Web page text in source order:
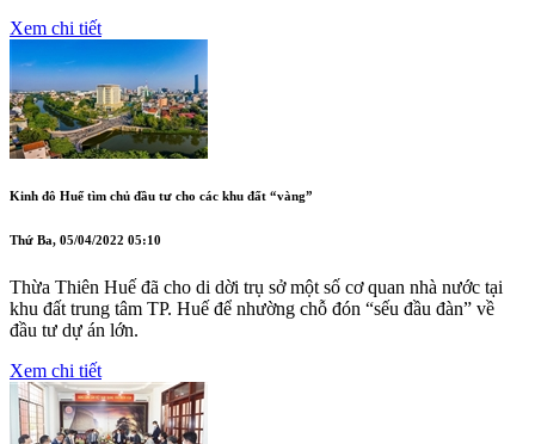
Xem chi tiết
Kinh đô Huế tìm chủ đầu tư cho các khu đất “vàng”
Thứ Ba, 05/04/2022 05:10
Thừa Thiên Huế đã cho di dời trụ sở một số cơ quan nhà nước tại
khu đất trung tâm TP. Huế để nhường chỗ đón “sếu đầu đàn” về
đầu tư dự án lớn.
Xem chi tiết